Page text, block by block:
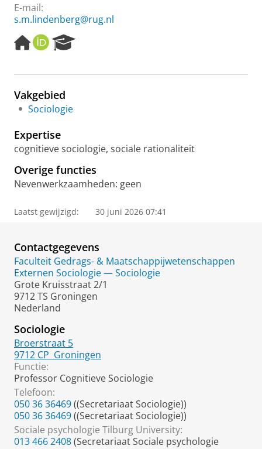
E-mail:
s.m.lindenberg@rug.nl
H
o
e
a
g
O
R
I
e
o
t
a
Vakgebied
Sociologie
Expertise
cognitieve sociologie, sociale rationaliteit
Overige functies
Nevenwerkzaamheden: geen
Laatst gewijzigd: 30 juni 2026 07:41
Contactgegevens
Faculteit Gedrags- & Maatschappijwetenschappen
Externen Sociologie — Sociologie
Grote Kruisstraat 2/1
9712 TS Groningen
Nederland
Sociologie
Broerstraat 5
9712 CP Groningen
Functie:
Professor Cognitieve Sociologie
Telefoon:
050 36 36469((Secretariaat Sociologie))
050 36 36469((Secretariaat Sociologie))
Sociale psychologie Tilburg University:
013 466 2408(Secretariaat Sociale psychologie